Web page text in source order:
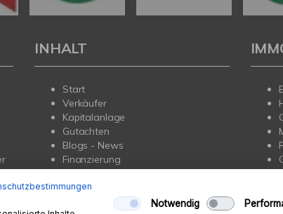
INHALT
Start
Verkäufer
Kapitalanlage
Gutachten
Blogs - News
Finanzierung
Seminare
mehr
Notwendig